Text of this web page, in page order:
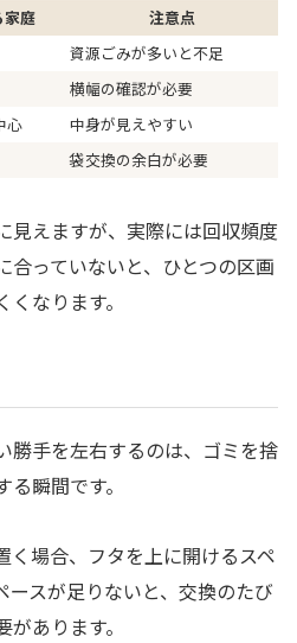
家庭
注意点
資源ごみが多いと不足
横幅の確認が必要
心
中身が見えやすい
袋交換の余白が必要
見えますが、実際には回収頻度
合っていないと、ひとつの区画
なります。
勝手を左右するのは、ゴミを捨
瞬間です。
く場合、フタを上に開けるスペ
ースが足りないと、交換のたび
あります。